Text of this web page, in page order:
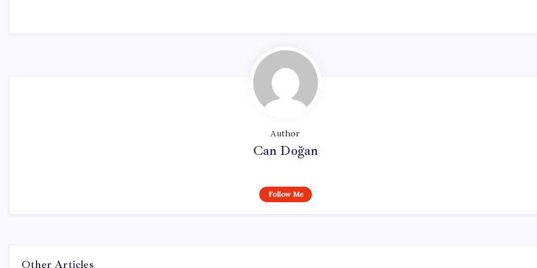
Author
Can Doğan
Follow Me
Other Articles